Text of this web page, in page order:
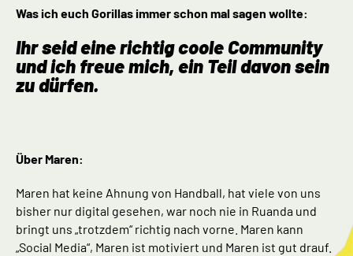
Was ich euch Gorillas immer schon mal sagen wollte:
Ihr seid eine richtig coole Community
und ich freue mich, ein Teil davon sein
zu dürfen.
Über Maren:
Maren hat keine Ahnung von Handball, hat viele von uns
bisher nur digital gesehen, war noch nie in Ruanda und
bringt uns „trotzdem“ richtig nach vorne. Maren kann
„Social Media“, Maren ist motiviert und Maren ist gut drauf.